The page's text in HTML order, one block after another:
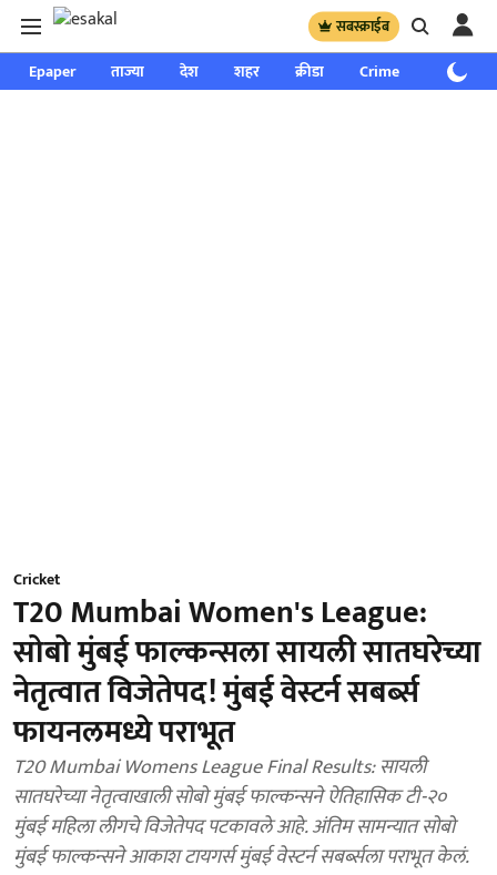
सबस्क्राईब
Epaper ताज्या देश शहर क्रीडा Crime साप्ताहिक
Cricket
T20 Mumbai Women's League:
सोबो मुंबई फाल्कन्सला सायली सातघरेच्या
नेतृत्वात विजेतेपद! मुंबई वेस्टर्न सबर्ब्स
फायनलमध्ये पराभूत
T20 Mumbai Womens League Final Results: सायली
सातघरेच्या नेतृत्वाखाली सोबो मुंबई फाल्कन्सने ऐतिहासिक टी-२०
मुंबई महिला लीगचे विजेतेपद पटकावले आहे. अंतिम सामन्यात सोबो
मुंबई फाल्कन्सने आकाश टायगर्स मुंबई वेस्टर्न सबर्ब्सला पराभूत केलं.